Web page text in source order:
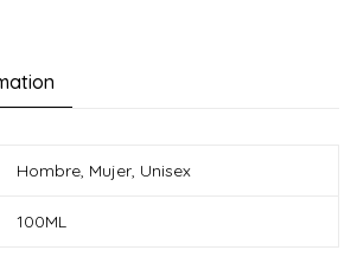
Hombre Mujer Unisex
100ML